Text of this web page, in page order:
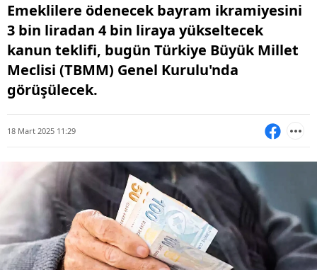
Emeklilere ödenecek bayram ikramiyesini
3 bin liradan 4 bin liraya yükseltecek
kanun teklifi, bugün Türkiye Büyük Millet
Meclisi (TBMM) Genel Kurulu'nda
görüşülecek.
18 Mart 2025 11:29